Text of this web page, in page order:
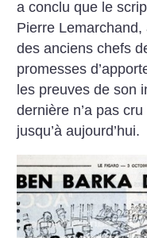
a conclu que le
Pierre
des anciens chefs
promesses
les preuves de son
dernière n’a pas
jusqu’à aujourd’hui.